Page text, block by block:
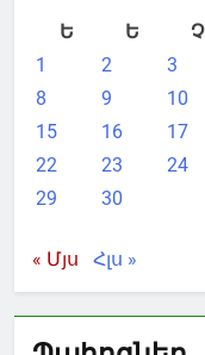
Ե
Ե Չ
1
2 3
8
9 10
15
16 17
22
23 24
29
30
« Մյս Հլս »